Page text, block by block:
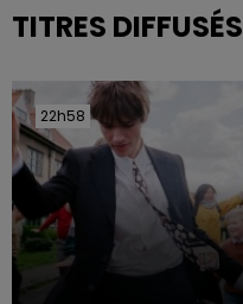
TITRES DIFFUSÉS
22h58
22h58